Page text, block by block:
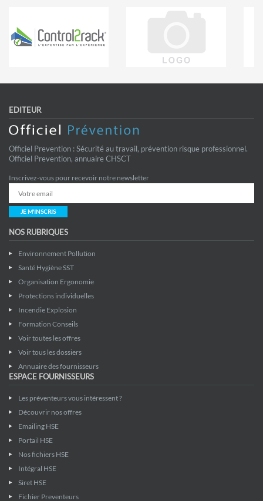
EDITEUR
Officiel Prevention : Sécurité au travail, prévention risque professionnel.
Officiel Prevention, annuaire CHSCT
Inscrivez-vous pour recevoir notre newsletter
JE M'INSCRIS
NOS RUBRIQUES
Environnement Pollution
Santé Hygiène SST
Organisation Ergonomie
Protections individuelles
Incendie Explosion
Formation Conseils
Voir toutes les offres
Voir tous les dossiers
Annuaire des fournisseurs
ESPACE FOURNISSEURS
Les préventeurs vous intéressent ?
Découvrir nos offres
Emailing HSE
Portail HSE
Nos fichiers HSE
Intégral HSE
Siret HSE
Fichier Preventeurs